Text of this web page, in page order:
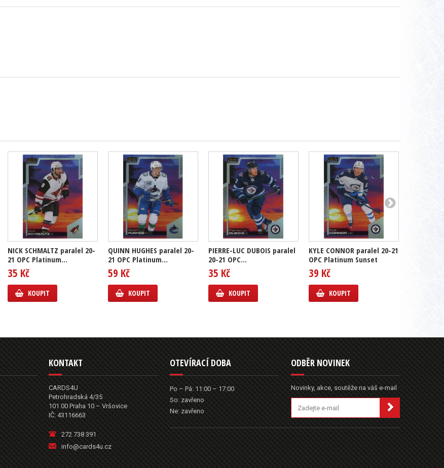
NICK SCHMALTZ paralel 20-
21 OPC Platinum...
35 Kč
KOUPIT
QUINN HUGHES paralel 20-
21 OPC Platinum...
59 Kč
KOUPIT
PIERRE-LUC DUBOIS paralel
20-21 OPC...
35 Kč
KOUPIT
KYLE CONNOR paralel 20-21
OPC Platinum Sunset
39 Kč
KOUPIT
KONTAKT
CARDS4U
Petrohradská 4/35
101 00 Praha 10 – Vršovice
IČ: 43116663
272 738 391
info@cards4u.cz
OTEVÍRACÍ DOBA
Po – Pá: 11:00 – 17:00
So: zavřeno
Ne: zavřeno
ODBĚR NOVINEK
Novinky, akce, soutěže na váš e-mail